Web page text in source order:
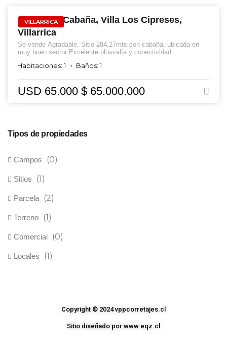
VILLARRICA
Sitio, Con Cabaña, Villa Los Cipreses,
Villarrica
Se vende Agradable, Sitio 284,27mts con cabaña, ubicada en
muy buen sector Excelente plusvalía y conectividad.
Habitaciones: 1 Baños: 1
USD 65.000 $ 65.000.000
Tipos de propiedades
Campos (0)
Sitios (1)
Parcela (2)
Terreno (1)
Comercial (0)
Locales (1)
Copyright © 2024 vppcorretajes.cl
Sitio diseñado por www.eqz.cl